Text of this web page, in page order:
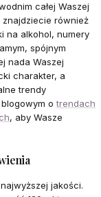
całej Waszej
znajdziecie również
na alkohol, numery
spójnym
nada Waszej
charakter, a
trendy
blogowym otrendach
, aby Wasze
jakości.